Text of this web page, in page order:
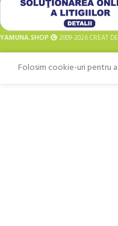
YAMUNA.SHOP 2009-2026 CREAT DE
Folosim cookie-uri pentru